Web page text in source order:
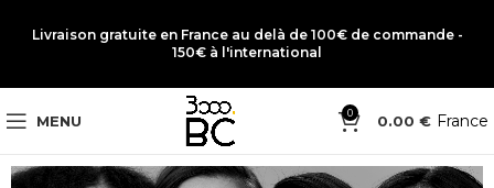
Livraison gratuite en France au delà de 100€ de commande -
150€ à l'international
MENU 0 0.00 € France